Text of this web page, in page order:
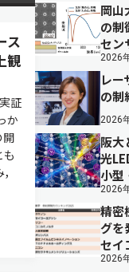
ス
観
証
か
開
岡山
の
セン
2026
レ
の制
2026
阪大
光
小型
2026
精密
グを
セイ
2026